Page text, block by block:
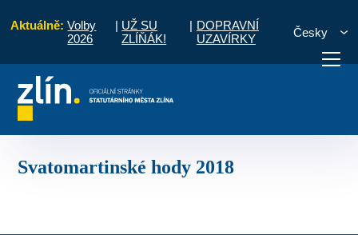
Aktuálně: Volby
2026
| UŽ SU
ZLÍŇÁK!
| DOPRAVNÍ
UZAVÍRKY
Česky
Potřebuji zaplatit
Svatomartinské hody 2018